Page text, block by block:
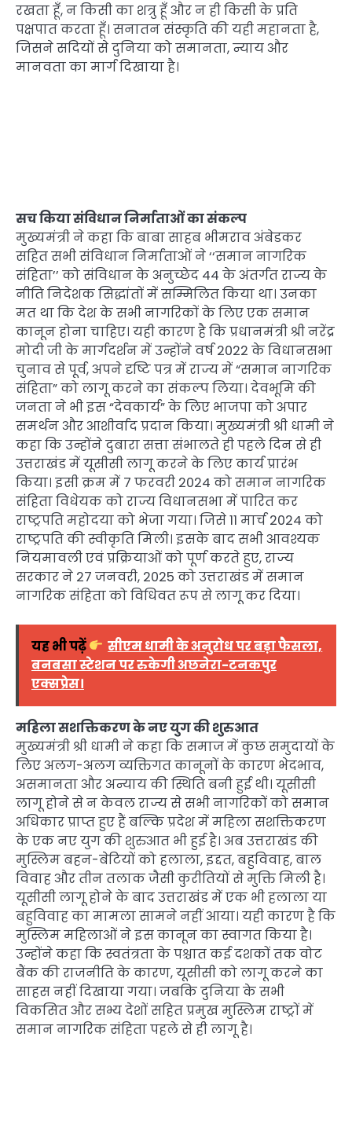
रखता हूँ, न किसी का शत्रु हूँ और न ही किसी के प्रति
पक्षपात करता हूँ। सनातन संस्कृति की यही महानता है,
जिसने सदियों से दुनिया को समानता, न्याय और
मानवता का मार्ग दिखाया है।
सच किया संविधान निर्माताओं का संकल्प
मुख्यमंत्री ने कहा कि बाबा साहब भीमराव अंबेडकर
सहित सभी संविधान निर्माताओं ने ‘‘समान नागरिक
संहिता’’ को संविधान के अनुच्छेद 44 के अंतर्गत राज्य के
नीति निदेशक सिद्धांतों में सम्मिलित किया था। उनका
मत था कि देश के सभी नागरिकों के लिए एक समान
कानून होना चाहिए। यही कारण है कि प्रधानमंत्री श्री नरेंद्र
मोदी जी के मार्गदर्शन में उन्होंने वर्ष 2022 के विधानसभा
चुनाव से पूर्व, अपने दृष्टि पत्र में राज्य में “समान नागरिक
संहिता” को लागू करने का संकल्प लिया। देवभूमि की
जनता ने भी इस “देवकार्य” के लिए भाजपा को अपार
समर्थन और आशीर्वाद प्रदान किया। मुख्यमंत्री श्री धामी ने
कहा कि उन्होंने दुबारा सत्ता संभालते ही पहले दिन से ही
उत्तराखंड में यूसीसी लागू करने के लिए कार्य प्रारंभ
किया। इसी क्रम में 7 फरवरी 2024 को समान नागरिक
संहिता विधेयक को राज्य विधानसभा में पारित कर
राष्ट्रपति महोदया को भेजा गया। जिसे 11 मार्च 2024 को
राष्ट्रपति की स्वीकृति मिली। इसके बाद सभी आवश्यक
नियमावली एवं प्रक्रियाओं को पूर्ण करते हुए, राज्य
सरकार ने 27 जनवरी, 2025 को उत्तराखंड में समान
नागरिक संहिता को विधिवत रूप से लागू कर दिया।
यह भी पढ़ें
सीएम धामी के अनुरोध पर बड़ा फैसला,
बनबसा स्टेशन पर रुकेगी अछनेरा-टनकपुर
एक्सप्रेस।
महिला सशक्तिकरण के नए युग की शुरुआत
मुख्यमंत्री श्री धामी ने कहा कि समाज में कुछ समुदायों के
लिए अलग-अलग व्यक्तिगत कानूनों के कारण भेदभाव,
असमानता और अन्याय की स्थिति बनी हुई थी। यूसीसी
लागू होने से न केवल राज्य से सभी नागरिकों को समान
अधिकार प्राप्त हुए हैं बल्कि प्रदेश में महिला सशक्तिकरण
के एक नए युग की शुरुआत भी हुई है। अब उत्तराखंड की
मुस्लिम बहन-बेटियों को हलाला, इद्दत, बहुविवाह, बाल
विवाह और तीन तलाक जैसी कुरीतियों से मुक्ति मिली है।
यूसीसी लागू होने के बाद उत्तराखंड में एक भी हलाला या
बहुविवाह का मामला सामने नहीं आया। यही कारण है कि
मुस्लिम महिलाओं ने इस कानून का स्वागत किया है।
उन्होंने कहा कि स्वतंत्रता के पश्चात कई दशकों तक वोट
बैंक की राजनीति के कारण, यूसीसी को लागू करने का
साहस नहीं दिखाया गया। जबकि दुनिया के सभी
विकसित और सभ्य देशों सहित प्रमुख मुस्लिम राष्ट्रों में
समान नागरिक संहिता पहले से ही लागू है।